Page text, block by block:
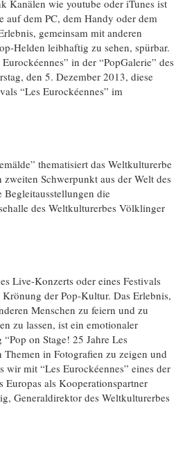
Kanälen wie youtube oder iTunes ist
auf dem PC, dem Handy oder dem
gemeinsam mit anderen
Helden leibhaftig zu sehen, spürbar.
in der “PopGalerie” des
den 5. Dezember 2013, diese
“Les Eurockéennes” im
thematisiert das Weltkulturerbe
Schwerpunkt aus der Welt des
Begleitausstellungen die
des Weltkulturerbes Völklinger
Live-Konzerts oder eines Festivals
der Pop-Kultur. Das Erlebnis,
Menschen zu feiern und zu
zu lassen, ist ein emotionaler
on Stage! 25 Jahre Les
Themen in Fotografien zu zeigen und
mit “Les Eurockéennes” eines der
Europas als Kooperationspartner
Generaldirektor des Weltkulturerbes